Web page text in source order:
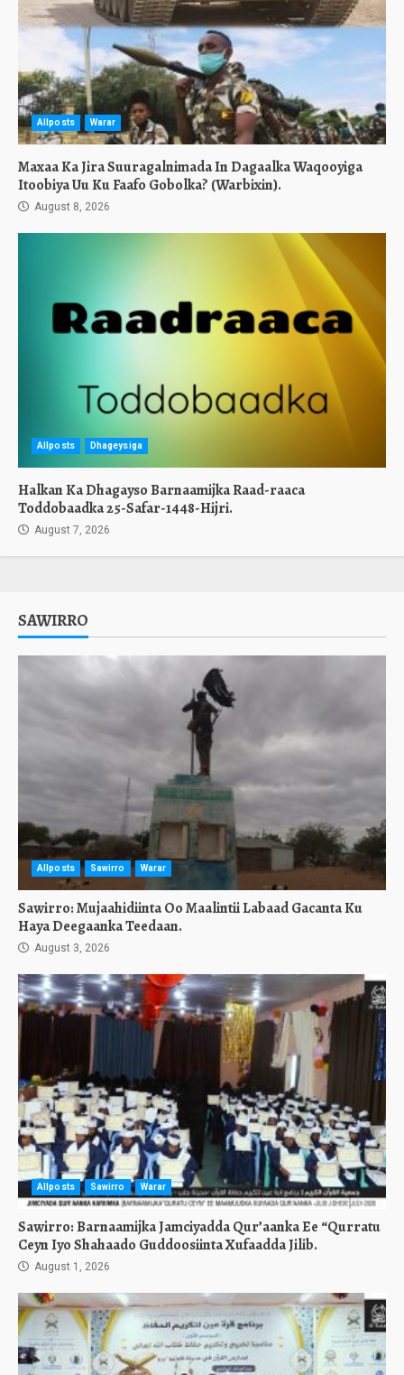
Allposts Warar
Maxaa Ka Jira Suuragalnimada In Dagaalka Waqooyiga
Itoobiya Uu Ku Faafo Gobolka? (Warbixin).
August 8, 2026
Allposts Dhageysiga
Halkan Ka Dhagayso Barnaamijka Raad-raaca
Toddobaadka 25-Safar-1448-Hijri.
August 7, 2026
SAWIRRO
Allposts Sawirro Warar
Sawirro: Mujaahidiinta Oo Maalintii Labaad Gacanta Ku
Haya Deegaanka Teedaan.
August 3, 2026
Allposts Sawirro Warar
Sawirro: Barnaamijka Jamciyadda Qur’aanka Ee “Qurratu
Ceyn Iyo Shahaado Guddoosiinta Xufaadda Jilib.
August 1, 2026